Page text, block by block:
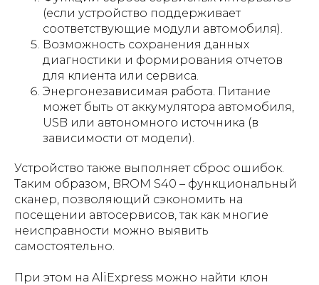
(если устройство поддерживает
соответствующие модули автомобиля).
Возможность сохранения данных
диагностики и формирования отчетов
для клиента или сервиса.
Энергонезависимая работа. Питание
может быть от аккумулятора автомобиля,
USB или автономного источника (в
зависимости от модели).
Устройство также выполняет сброс ошибок.
Таким образом, BROM S40 – функциональный
сканер, позволяющий сэкономить на
посещении автосервисов, так как многие
неисправности можно выявить
самостоятельно.
При этом на AliExpress можно найти клон